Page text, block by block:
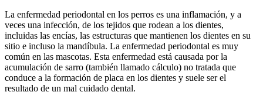
La enfermedad periodontal en los perros es una inflamación, y a
veces una infección, de los tejidos que rodean a los dientes,
incluidas las encías, las estructuras que mantienen los dientes en su
sitio e incluso la mandíbula. La enfermedad periodontal es muy
común en las mascotas. Esta enfermedad está causada por la
acumulación de sarro (también llamado cálculo) no tratada que
conduce a la formación de placa en los dientes y suele ser el
resultado de un mal cuidado dental.